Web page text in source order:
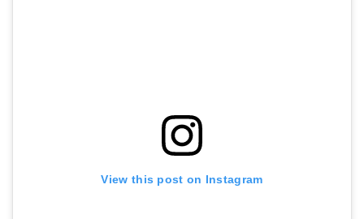
View this post on Instagram